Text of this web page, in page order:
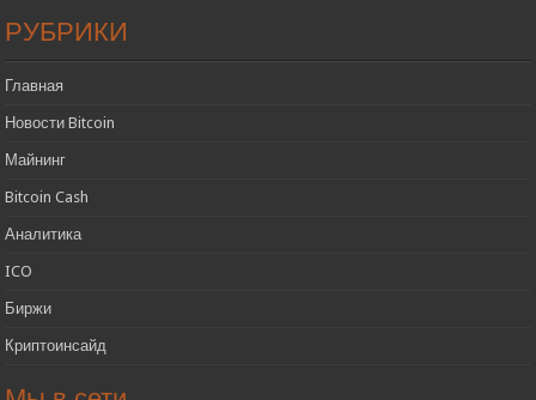
РУБРИКИ
Главная
Новости Bitcoin
Майнинг
Bitcoin Cash
Аналитика
ICO
Биржи
Криптоинсайд